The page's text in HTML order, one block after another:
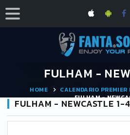
FULHAM -
HOME
CALENDARIO
FULHAM -
FULHAM - NEWCASTLE 1-4